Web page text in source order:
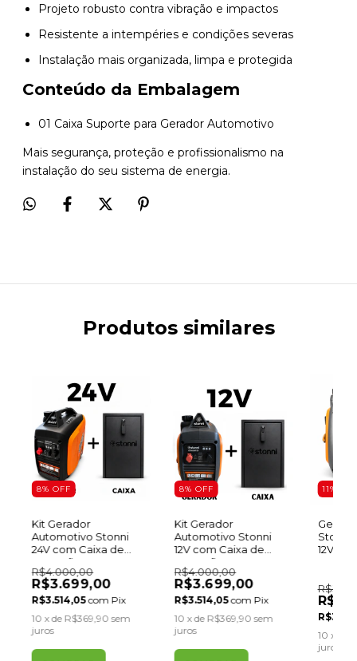
Projeto robusto contra vibração e impactos
Resistente a intempéries e condições severas
Instalação mais organizada, limpa e protegida
Conteúdo da Embalagem
01 Caixa Suporte para Gerador Automotivo
Mais segurança, proteção e profissionalismo na
instalação do seu sistema de energia.
Produtos similares
8% OFF
Kit Gerador
Automotivo Stonni
24V com Caixa de
Proteção
R$4.000,00
R$3.699,00
R$3.514,05com Pix
10 x de R$369,90 sem
juros
8%OFF
Kit Gerador
Automotivo Stonni
12V com Caixa de
Proteção
R$4.000,00
R$3.699,00
R$3.514,05com Pix
10 x deR$369,90 sem
juros
11%
Stonni
12V
10 x de
juros